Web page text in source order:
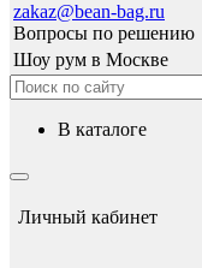
zakaz@bean-bag.ru
Вопросы по решению
Шоу рум в Москве
в каталоге
Личный кабинет